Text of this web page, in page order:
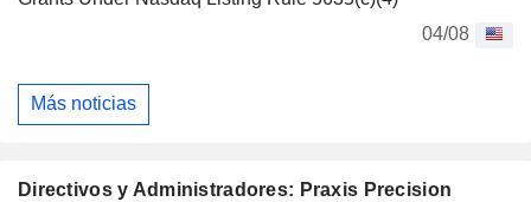
04/08
Más noticias
Directivos y Administradores: Praxis Precision